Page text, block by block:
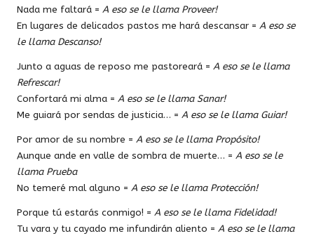
Nada me faltará = A eso se le llama Proveer!
En lugares de delicados pastos me hará descansar = A eso se
le llama Descanso!
Junto a aguas de reposo me pastoreará = A eso se le llama
Refrescar!
Confortará mi alma = A eso se le llama Sanar!
Me guiará por sendas de justicia… = A eso se le llama Guiar!
Por amor de su nombre = A eso se le llama Propósito!
Aunque ande en valle de sombra de muerte… = A eso se le
llama Prueba
No temeré mal alguno = A eso se le llama Protección!
Porque tú estarás conmigo! = A eso se le llama Fidelidad!
Tu vara y tu cayado me infundirán aliento = A eso se le llama